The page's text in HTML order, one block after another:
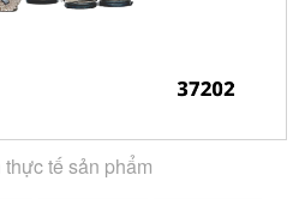
tế sản phẩm